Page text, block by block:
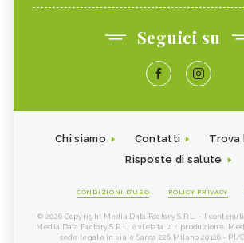
Seguici su
Chi siamo Contatti
Trova
Risposte di salute
CONDIZIONI D'USO POLICY PRIVACY
© 2026 Copyright Media Data Factory S.R.L. - I
Media Data Factory S.R.L, è vietata la riproduzione.
sede legale in viale Sarca 226 Milano 20126 - PI/